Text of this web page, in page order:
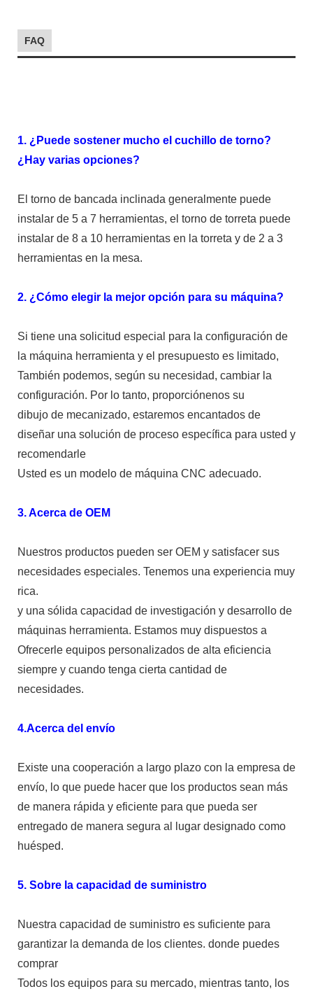
FAQ
1. ¿Puede sostener mucho el cuchillo de torno?
¿Hay varias opciones?
El torno de bancada inclinada generalmente puede
instalar de 5 a 7 herramientas, el torno de torreta puede
instalar de 8 a 10 herramientas en la torreta y de 2 a 3
herramientas en la mesa.
2. ¿Cómo elegir la mejor opción para su máquina?
Si tiene una solicitud especial para la configuración de
la máquina herramienta y el presupuesto es limitado,
También podemos, según su necesidad, cambiar la
configuración. Por lo tanto, proporciónenos su
dibujo de mecanizado, estaremos encantados de
diseñar una solución de proceso específica para usted y
recomendarle
Usted es un modelo de máquina CNC adecuado.
3. Acerca de OEM
Nuestros productos pueden ser OEM y satisfacer sus
necesidades especiales. Tenemos una experiencia muy
rica.
y una sólida capacidad de investigación y desarrollo de
máquinas herramienta. Estamos muy dispuestos a
Ofrecerle equipos personalizados de alta eficiencia
siempre y cuando tenga cierta cantidad de
necesidades.
4.Acerca del envío
Existe una cooperación a largo plazo con la empresa de
envío, lo que puede hacer que los productos sean más
de manera rápida y eficiente para que pueda ser
entregado de manera segura al lugar designado como
huésped.
5. Sobre la capacidad de suministro
Nuestra capacidad de suministro es suficiente para
garantizar la demanda de los clientes. donde puedes
comprar
Todos los equipos para su mercado, mientras tanto, los